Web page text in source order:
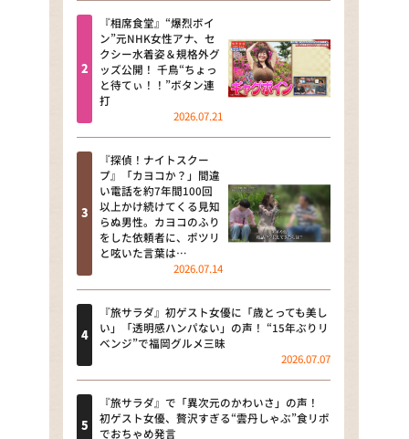
河合＆A.B.C-Z塚田×福井アナ
「なんでやねん！？」（news お
かえり）
DAIGOも台所 ～きょうの献立 何
にする？～
本日はダイアンなり！シーズン２
朝だ！生です旅サラダ
教えて！ニュースライブ 正義の
ミカタ
ＬＩＦＥ～夢のカタチ～
新婚さんいらっしゃい！
ザキ山小屋本館
『相席食堂』“爆烈ボイ
ン”元NHK女性アナ、セ
クシー水着姿＆規格外グ
ッズ公開！ 千鳥“ちょっ
と待てぃ！！”ボタン連
打
2026.07.21
『探偵！ナイトスクー
プ』「カヨコか？」間違
い電話を約7年間100回
以上かけ続けてくる見知
らぬ男性。カヨコのふり
をした依頼者に、ポツリ
と呟いた言葉は…
2026.07.14
『旅サラダ』初ゲスト女優に「歳とっても美し
い」「透明感ハンパない」の声！ “15年ぶりリ
ベンジ”で福岡グルメ三昧
2026.07.07
『旅サラダ』で「異次元のかわいさ」の声！
初ゲスト女優、贅沢すぎる“雲丹しゃぶ”食リポ
でおちゃめ発言